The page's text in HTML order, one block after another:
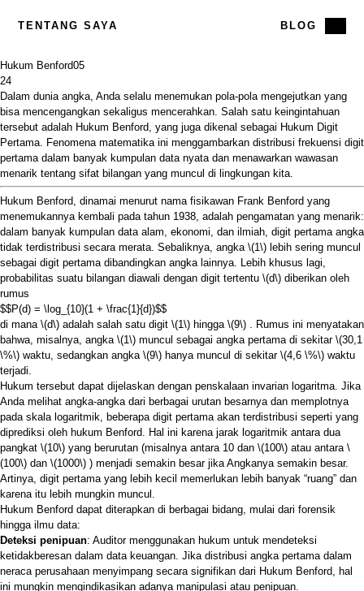
TENTANG SAYA BLOG
Hukum Benford05
24
Dalam dunia angka, Anda selalu menemukan pola-pola mengejutkan yang
bisa mencengangkan sekaligus mencerahkan. Salah satu keingintahuan
tersebut adalah Hukum Benford, yang juga dikenal sebagai Hukum Digit
Pertama. Fenomena matematika ini menggambarkan distribusi frekuensi digit
pertama dalam banyak kumpulan data nyata dan menawarkan wawasan
menarik tentang sifat bilangan yang muncul di lingkungan kita.
Hukum Benford, dinamai menurut nama fisikawan Frank Benford yang
menemukannya kembali pada tahun 1938, adalah pengamatan yang menarik:
dalam banyak kumpulan data alam, ekonomi, dan ilmiah, digit pertama angka
tidak terdistribusi secara merata. Sebaliknya, angka \(1\) lebih sering muncul
sebagai digit pertama dibandingkan angka lainnya. Lebih khusus lagi,
probabilitas suatu bilangan diawali dengan digit tertentu \(d\) diberikan oleh
rumus
$$P(d) = \log_{10}(1 + \frac{1}{d})$$
di mana \(d\) adalah salah satu digit \(1\) hingga \(9\) . Rumus ini menyatakan
bahwa, misalnya, angka \(1\) muncul sebagai angka pertama di sekitar \(30,1
\%\) waktu, sedangkan angka \(9\) hanya muncul di sekitar \(4,6 \%\) waktu
terjadi.
Hukum tersebut dapat dijelaskan dengan penskalaan invarian logaritma. Jika
Anda melihat angka-angka dari berbagai urutan besarnya dan memplotnya
pada skala logaritmik, beberapa digit pertama akan terdistribusi seperti yang
diprediksi oleh hukum Benford. Hal ini karena jarak logaritmik antara dua
pangkat \(10\) yang berurutan (misalnya antara 10 dan \(100\) atau antara \
(100\) dan \(1000\) ) menjadi semakin besar jika Angkanya semakin besar.
Artinya, digit pertama yang lebih kecil memerlukan lebih banyak “ruang” dan
karena itu lebih mungkin muncul.
Hukum Benford dapat diterapkan di berbagai bidang, mulai dari forensik
hingga ilmu data:
Deteksi penipuan: Auditor menggunakan hukum untuk mendeteksi
ketidakberesan dalam data keuangan. Jika distribusi angka pertama dalam
neraca perusahaan menyimpang secara signifikan dari Hukum Benford, hal
ini mungkin mengindikasikan adanya manipulasi atau penipuan.